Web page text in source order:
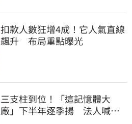
扣款人數狂增4成！它人氣直線
飆升 布局重點曝光
三支柱到位！「這記憶體大
廠」下半年逐季揚 法人喊